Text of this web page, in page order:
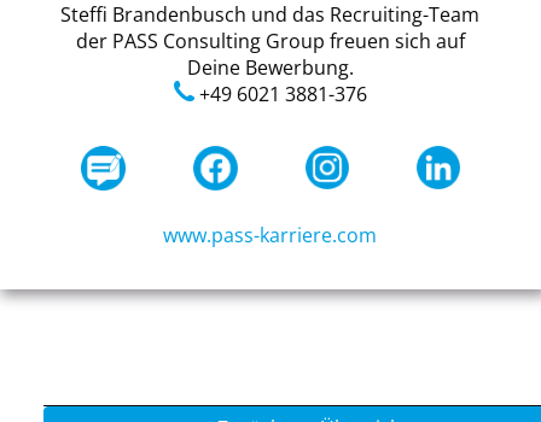
Steffi Brandenbusch und das Recruiting-Team
der PASS Consulting Group freuen sich auf
Deine Bewerbung.
+49 6021 3881-376
www.pass-karriere.com